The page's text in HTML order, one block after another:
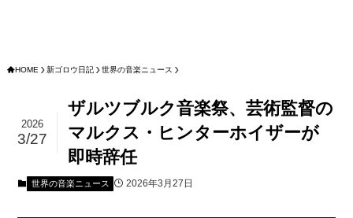
HOME 新ゴロウ日記 世界の音楽ニュース
ザルツブルク音楽祭、芸術監督の
マルクス・ヒンターホイザーが
即時辞任
2026
3/27
世界の音楽ニュース 2026年3月27日